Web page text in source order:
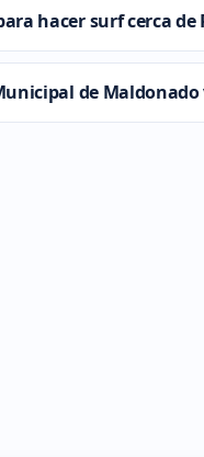
hacer surf cerca de
de